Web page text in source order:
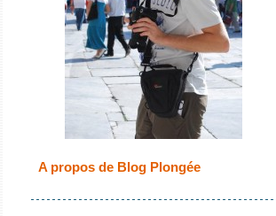
A propos de Blog Plongée